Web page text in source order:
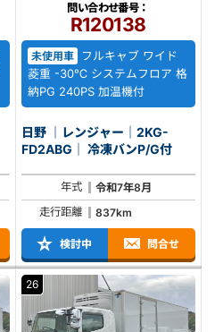
問い合わせ番号：
R120138
未使用車 フルキャブ ワイド
菱重 -30℃ システムフロア 格
納PG 240PS 加温機付
日野 ｜レンジャー｜2KG-
FD2ABG｜ 冷凍バンP/G付
年式
令和7年8月
走行距離
837km
検討中 問合せ
26